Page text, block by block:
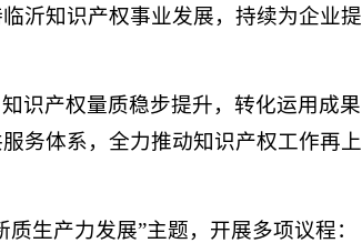
沂知识产权事业发展，持续为企业提
识产权量质稳步提升，转化运用成果
务体系，全力推动知识产权工作再上
生产力发展”主题，开展多项议程：